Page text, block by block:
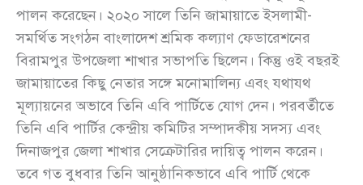
পালন করেছেন। ২০২০ সালে তিনি জামায়াতে ইসলামী-
সমর্থিত সংগঠন বাংলাদেশ শ্রমিক কল্যাণ ফেডারেশনের
বিরামপুর উপজেলা শাখার সভাপতি ছিলেন। কিন্তু ওই বছরই
জামায়াতের কিছু নেতার সঙ্গে মনোমালিন্য এবং যথাযথ
মূল্যায়নের অভাবে তিনি এবি পার্টিতে যোগ দেন। পরবর্তীতে
তিনি এবি পার্টির কেন্দ্রীয় কমিটির সম্পাদকীয় সদস্য এবং
দিনাজপুর জেলা শাখার সেক্রেটারির দায়িত্ব পালন করেন।
তবে গত বুধবার তিনি আনুষ্ঠানিকভাবে এবি পার্টি থেকে